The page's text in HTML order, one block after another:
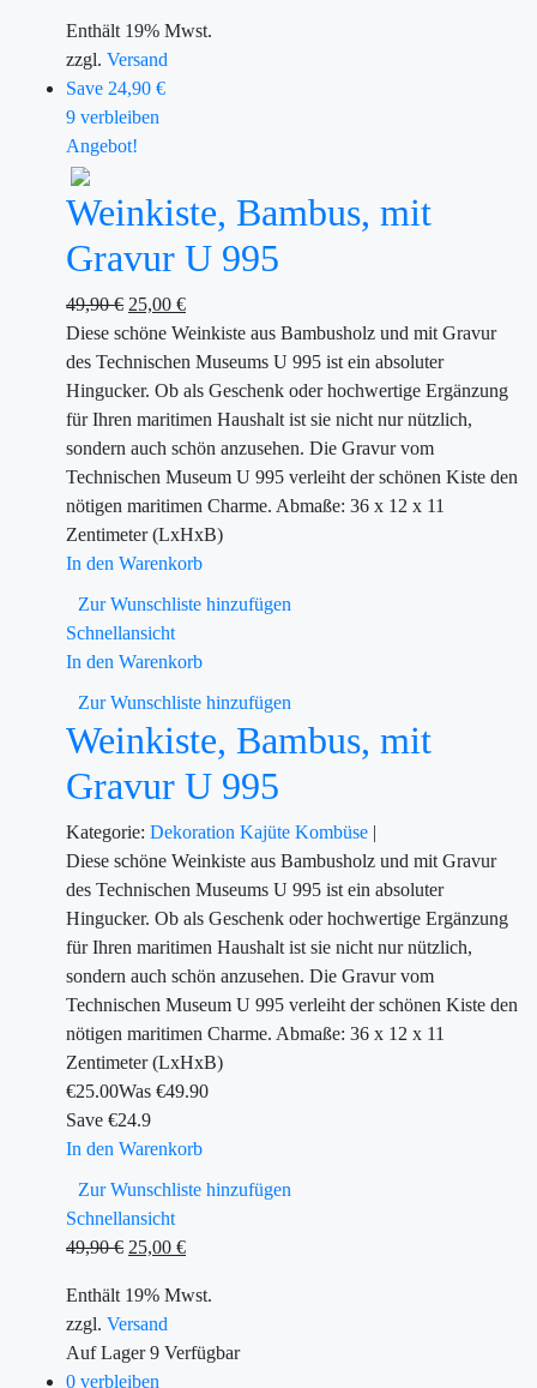
Enthält 19% Mwst.
zzgl. Versand
Save 24,90 €
9 verbleiben
Angebot!
Weinkiste, Bambus, mit
Gravur U 995
49,90€ 25,00 €
Diese schöne Weinkiste aus Bambusholz und mit Gravur
des Technischen Museums U 995 ist ein absoluter
Hingucker. Ob als Geschenk oder hochwertige Ergänzung
für Ihren maritimen Haushalt ist sie nicht nur nützlich,
sondern auch schön anzusehen. Die Gravur vom
Technischen Museum U 995 verleiht der schönen Kiste den
nötigen maritimen Charme. Abmaße: 36 x 12 x 11
Zentimeter (LxHxB)
In den Warenkorb
Zur Wunschliste hinzufügen
Schnellansicht
In den Warenkorb
Zur Wunschliste hinzufügen
Weinkiste, Bambus, mit
Gravur U 995
Kategorie: Dekoration Kajüte Kombüse |
Diese schöne Weinkiste aus Bambusholz und mit Gravur
des Technischen Museums U 995 ist ein absoluter
Hingucker. Ob als Geschenk oder hochwertige Ergänzung
für Ihren maritimen Haushalt ist sie nicht nur nützlich,
sondern auch schön anzusehen. Die Gravur vom
Technischen Museum U 995 verleiht der schönen Kiste den
nötigen maritimen Charme. Abmaße: 36 x 12 x 11
Zentimeter (LxHxB)
€25.00Was €49.90
Save €24.9
In den Warenkorb
Zur Wunschliste hinzufügen
Schnellansicht
49,90€ 25,00 €
Enthält 19% Mwst.
zzgl. Versand
Auf Lager9 Verfügbar
0 verbleiben